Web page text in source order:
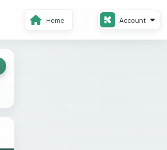
Home Account